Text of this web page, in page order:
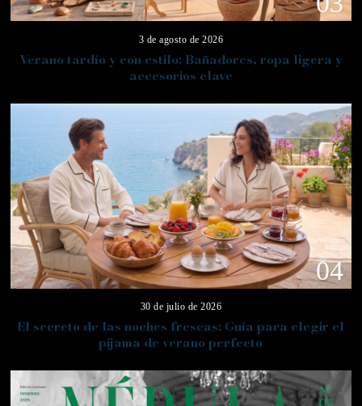
3 de agosto de 2026
Verano tardío y con estilo: Bañadores, ropa ligera y
accesorios clave
04
30 de julio de 2026
El secreto de las noches frescas: Guía para elegir el
pijama de verano perfecto